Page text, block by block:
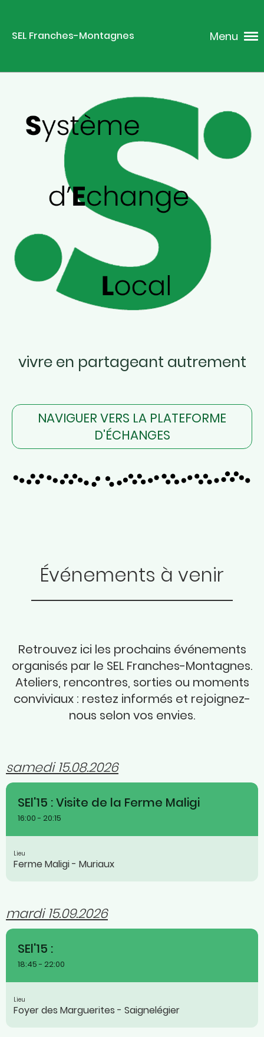
Menu
SEL Franches-Montagnes
vivre en partageant autrement
NAVIGUER VERS LA PLATEFORME
D'ÉCHANGES
Événements à venir
Retrouvez ici les prochains événements
organisés par le SEL Franches-Montagnes.
Ateliers, rencontres, sorties ou moments
conviviaux : restez informés et rejoignez-
nous selon vos envies.
samedi 15.08.2026
SEl'15 : Visite de la Ferme Maligi
16:00 - 20:15
Lieu
Ferme Maligi - Muriaux
mardi 15.09.2026
SEl'15 :
18:45 - 22:00
Lieu
Foyer des Marguerites - Saignelégier